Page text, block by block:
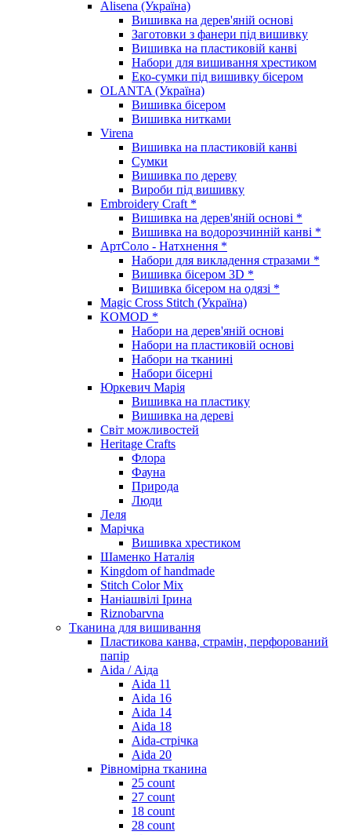
Alisena (Україна)
Вишивка на дерев'яній основі
Заготовки з фанери під вишивку
Вишивка на пластиковій канві
Набори для вишивання хрестиком
Еко-сумки під вишивку бісером
OLANTA (Україна)
Вишивка бісером
Вишивка нитками
Virena
Вишивка на пластиковій канві
Сумки
Вишивка по дереву
Вироби під вишивку
Embroidery Craft *
Вишивка на дерев'яній основі *
Вишивка на водорозчинній канві *
АртСоло - Натхнення *
Набори для викладення стразами *
Вишивка бісером 3D *
Вишивка бісером на одязі *
Magic Cross Stitch (Україна)
KOMOD *
Набори на дерев'яній основі
Набори на пластиковій основі
Набори на тканині
Набори бісерні
Юркевич Марія
Вишивка на пластику
Вишивка на дереві
Світ можливостей
Heritage Crafts
Флора
Фауна
Природа
Люди
Леля
Марічка
Вишивка хрестиком
Шаменко Наталія
Kingdom of handmade
Stitch Color Mix
Наніашвілі Ірина
Riznobarvna
Тканина для вишивання
Пластикова канва, страмін, перфорований
папір
Aida / Аіда
Aida 11
Aida 16
Aida 14
Aida 18
Aida-стрічка
Aida 20
Рівномірна тканина
25 count
27 count
18 count
28 count